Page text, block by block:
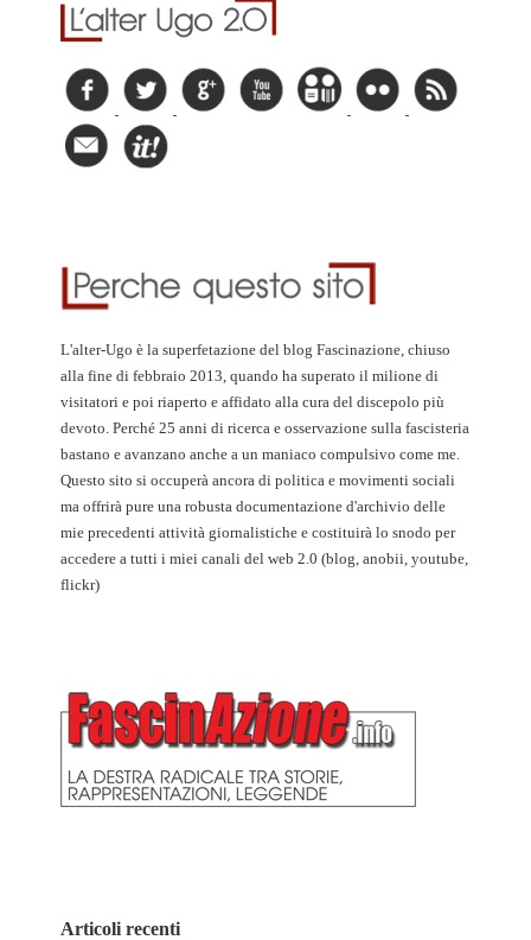
L'alter-Ugo è la superfetazione del blog Fascinazione, chiuso
alla fine di febbraio 2013, quando ha superato il milione di
visitatori e poi riaperto e affidato alla cura del discepolo più
devoto. Perché 25 anni di ricerca e osservazione sulla fascisteria
bastano e avanzano anche a un maniaco compulsivo come me.
Questo sito si occuperà ancora di politica e movimenti sociali
ma offrirà pure una robusta documentazione d'archivio delle
mie precedenti attività giornalistiche e costituirà lo snodo per
accedere a tutti i miei canali del web 2.0 (blog, anobii, youtube,
flickr)
Articoli recenti